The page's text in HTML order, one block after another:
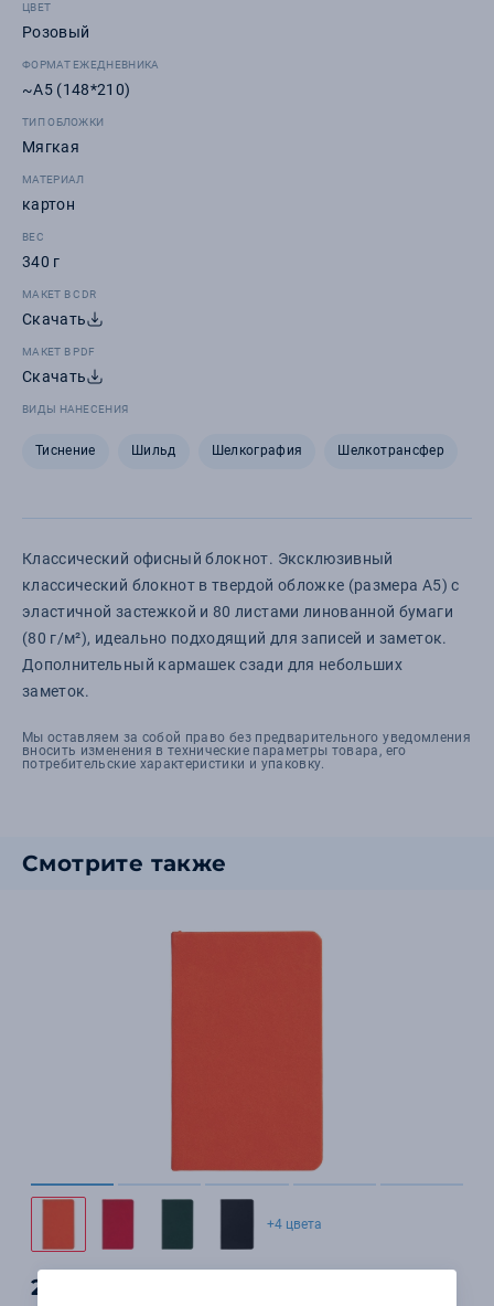
ЦВЕТ
Розовый
ФОРМАТ ЕЖЕДНЕВНИКА
~A5 (148*210)
ТИП ОБЛОЖКИ
Мягкая
МАТЕРИАЛ
картон
ВЕС
340 г
МАКЕТ В CDR
Скачать
МАКЕТ В PDF
Скачать
ВИДЫ НАНЕСЕНИЯ
Тиснение Шильд Шелкография Шелкотрансфер
Классический офисный блокнот. Эксклюзивный
классический блокнот в твердой обложке (размера А5) с
эластичной застежкой и 80 листами линованной бумаги
(80 г/м²), идеально подходящий для записей и заметок.
Дополнительный кармашек сзади для небольших
заметок.
Мы оставляем за собой право без предварительного уведомления
вносить изменения в технические параметры товара, его
потребительские характеристики и упаковку.
Смотрите также
+4 цвета
234 ₽